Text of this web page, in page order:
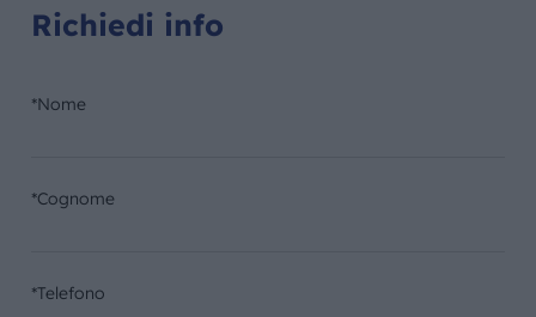
Richiedi info
*Nome
*Cognome
*Telefono